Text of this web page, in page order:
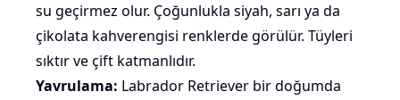
su geçirmez olur. Çoğunlukla siyah, sarı ya da
çikolata kahverengisi renklerde görülür. Tüyleri
sıktır ve çift katmanlıdır.
Yavrulama: Labrador Retriever bir doğumda